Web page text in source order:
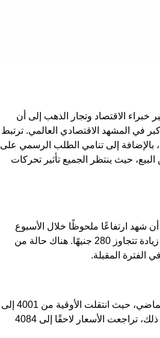
خبراء الاقتصاد وتجار الذهب إلى أن
في المشهد الاقتصادي العالمي. ترتبط
بالإضافة إلى تنامي الطلب الرسمي على
حيث ينتظر الجميع تأثير تحركات
في مصر عند 5455 جنيهًا لجرام الذهب عيار 21، بعد أن شهد ارتفاعًا ملحوظًا خلال الأسبوع
الماضي. فقد قفز سعر هذا العيار من 5345 إلى 5625 جنيهًا، مما يعكس زيادة تتجاوز 280 جنيهًا. هناك حالة من
الفترة المقبلة.
على الصعيد العالمي، شهدت أسعار الذهب ارتفاعًا كبيرًا خلال الأسبوع الماضي، حيث انتقلت الأوقية من 4001 إلى
4230 دولارًا، في واحدة من أقوى موجات الارتفاع منذ بداية نوفمبر. ومع ذلك، تراجعت الأسعار لاحقًا إلى 4084